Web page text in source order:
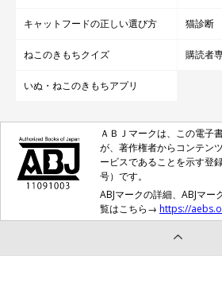
キャットフードの正しい選び方 猫診断
ねこのきもちクイズ 購読者
いぬ・ねこのきもちアプリ
ＡＢＪマークは、この電子
が、著作権者からコンテン
ービスであることを示す登
号）です。
ABJマークの詳細、ABJマ
覧はこちら→ https://